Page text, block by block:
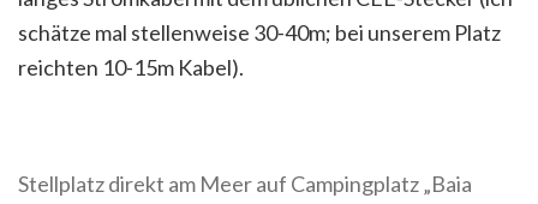
schätze mal stellenweise 30-40m; bei unserem Platz
reichten 10-15m Kabel).
Stellplatz direkt am Meer auf Campingplatz „Baia